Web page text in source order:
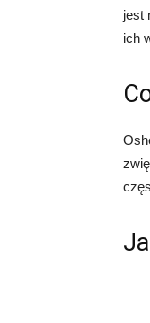
jest
ich